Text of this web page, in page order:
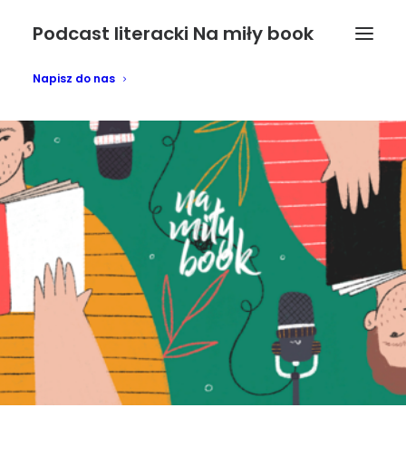
Podcast literacki Na miły book
Napisz do nas